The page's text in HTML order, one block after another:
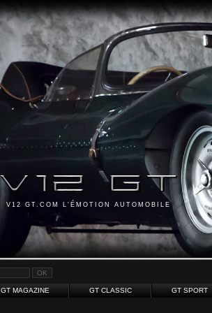
V12 GT.COM L'ÉMOTION AUTOMOBILE
GT MAGAZINE GT CLASSIC GT SPORT